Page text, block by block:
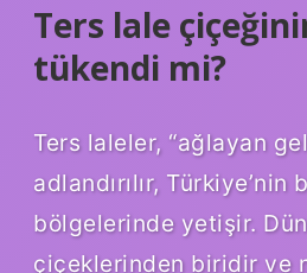
Ters lale
tükendi mi?
Ters laleler, “ağlayan
adlandırılır, Türkiye’nin
bölgelerinde yetişir.
çiçeklerinden biridir ve